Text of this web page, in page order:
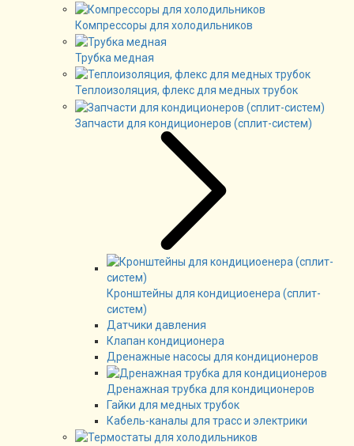
Компрессоры для холодильников
Трубка медная
Теплоизоляция, флекс для медных трубок
Запчасти для кондиционеров (сплит-систем)
Кронштейны для кондициоенера (сплит-
систем)
Датчики давления
Клапан кондиционера
Дренажные насосы для кондиционеров
Дренажная трубка для кондиционеров
Гайки для медных трубок
Кабель-каналы для трасс и электрики